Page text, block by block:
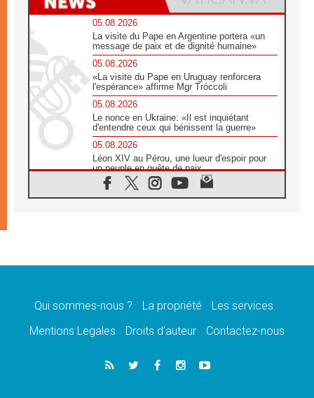
05.08.2026
La visite du Pape en Argentine portera «un
message de paix et de dignité humaine»
05.08.2026
«La visite du Pape en Uruguay renforcera
l'espérance» affirme Mgr Tróccoli
05.08.2026
Le nonce en Ukraine: «Il est inquiétant
d'entendre ceux qui bénissent la guerre»
05.08.2026
Léon XIV au Pérou, une lueur d'espoir pour
un peuple en quête de paix
05.08.2026
SCEAM: L'Église en Afrique vers
en Argentine et au Pérou
Audience générale: la prière est un acte
04.08.2026
Léon XIV invite les Chevaliers de Colomb à
Qui sommes-nous ? La propriété
Les services
Mentions Legales
Droits d’auteur Contactez-nous